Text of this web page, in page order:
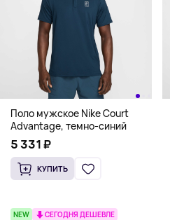
Поло мужское Nike Court
Advantage, темно-синий
5 331 ₽
КУПИТЬ
NEW СЕГОДНЯ ДЕШЕВЛЕ